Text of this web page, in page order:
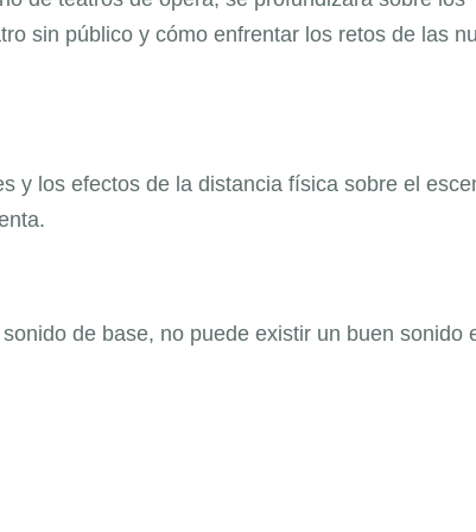
sin público y cómo enfrentar los retos de las
y los efectos de la distancia física sobre el
de base, no puede existir un buen sonido